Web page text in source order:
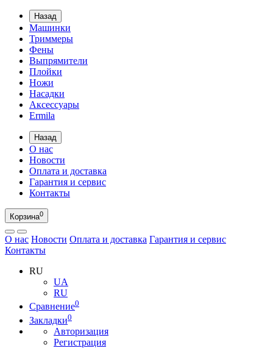
Назад
Машинки
Триммеры
Фены
Выпрямители
Плойки
Ножи
Насадки
Аксессуары
Ermila
Назад
О нас
Новости
Оплата и доставка
Гарантия и сервис
Контакты
Корзина0
О нас Новости Оплата и доставка Гарантия и сервис
Контакты
RU
UA
RU
Сравнение0
Закладки0
Авторизация
Регистрация